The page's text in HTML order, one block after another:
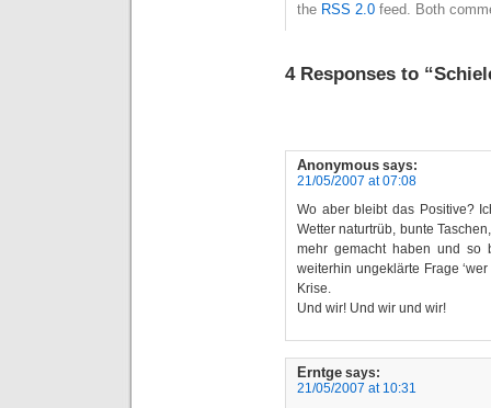
the RSS 2.0 feed. Both
4 Responses to
Anonymous says:
21/05/2007 at 07:08
Wo aber bleibt das Positive?
Wetter naturtrüb, bunte
mehr gemacht haben und so
weiterhin ungeklärte Frage
Krise.
Und wir! Und wir und wir!
Erntge says:
21/05/2007 at 10:31